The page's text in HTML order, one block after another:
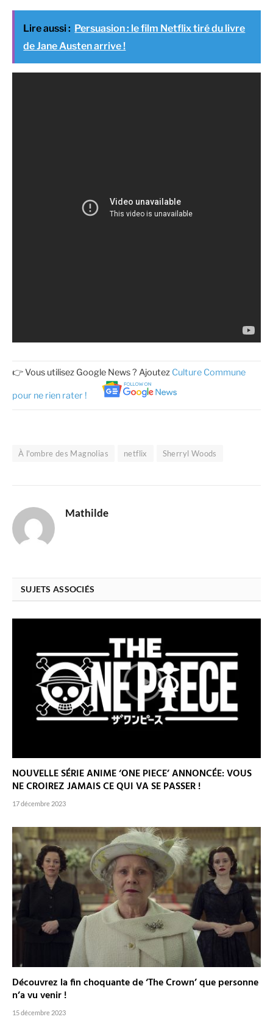
Lire aussi : Persuasion : le film Netflix tiré du livre
de Jane Austen arrive !
👉 Vous utilisez Google News ? Ajoutez Culture Commune
pour ne rien rater !
À l'ombre des Magnolias netflix Sherryl Woods
Mathilde
SUJETS ASSOCIÉS
NOUVELLE SÉRIE ANIME ‘ONE PIECE’ ANNONCÉE: VOUS
NE CROIREZ JAMAIS CE QUI VA SE PASSER !
17 décembre 2023
Découvrez la fin choquante de ‘The Crown’ que personne
n’a vu venir !
15 décembre 2023